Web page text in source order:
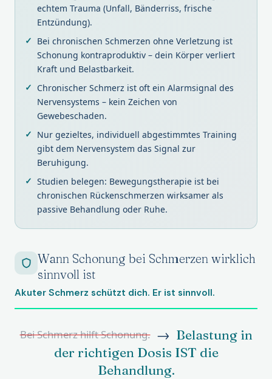
echtem Trauma (Unfall, Bänderriss, frische
Entzündung).
Bei chronischen Schmerzen ohne Verletzung ist
Schonung kontraproduktiv – dein Körper verliert
Kraft und Belastbarkeit.
Chronischer Schmerz ist oft ein Alarmsignal des
Nervensystems – kein Zeichen von
Gewebeschaden.
Nur gezieltes, individuell abgestimmtes Training
gibt dem Nervensystem das Signal zur
Beruhigung.
Studien belegen: Bewegungstherapie ist bei
chronischen Rückenschmerzen wirksamer als
passive Behandlung oder Ruhe.
Wann Schonung bei Schmerzen wirklich
sinnvoll ist
Akuter Schmerz schützt dich. Er ist sinnvoll.
Bei Schmerz hilft Schonung.→ Belastung in
der richtigen Dosis IST die
Behandlung.